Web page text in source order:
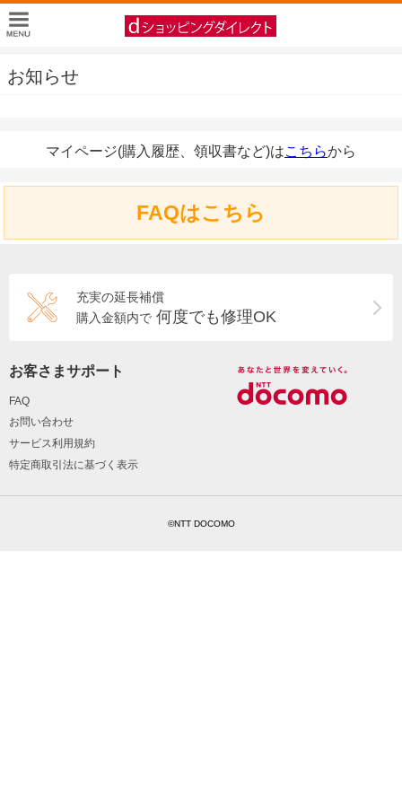
お知らせ
マイページ(購入履歴、領収書など)はこちらから
FAQはこちら
充実の延長補償
購入金額内で 何度でも修理OK
お客さまサポート
FAQ
お問い合わせ
サービス利用規約
特定商取引法に基づく表示
©NTT DOCOMO